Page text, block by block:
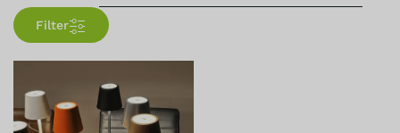
Filter